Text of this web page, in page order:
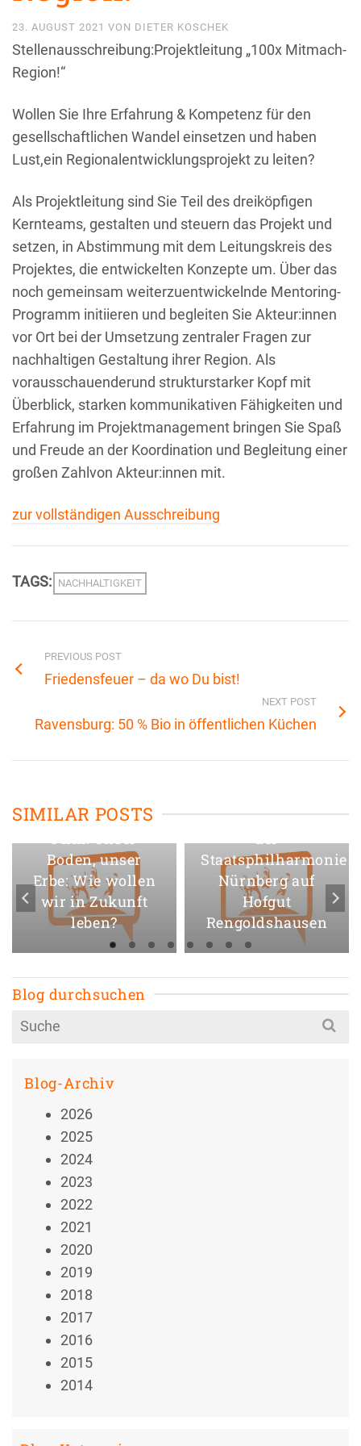
23. AUGUST 2021 VON DIETER KOSCHEK
Stellenausschreibung:Projektleitung „100x Mitmach-
Region!“
Wollen Sie Ihre Erfahrung & Kompetenz für den
gesellschaftlichen Wandel einsetzen und haben
Lust,ein Regionalentwicklungsprojekt zu leiten?
Als Projektleitung sind Sie Teil des dreiköpfigen
Kernteams, gestalten und steuern das Projekt und
setzen, in Abstimmung mit dem Leitungskreis des
Projektes, die entwickelten Konzepte um. Über das
noch gemeinsam weiterzuentwickelnde Mentoring-
Programm initiieren und begleiten Sie Akteur:innen
vor Ort bei der Umsetzung zentraler Fragen zur
nachhaltigen Gestaltung ihrer Region. Als
vorausschauenderund strukturstarker Kopf mit
Überblick, starken kommunikativen Fähigkeiten und
Erfahrung im Projektmanagement bringen Sie Spaß
und Freude an der Koordination und Begleitung einer
großen Zahlvon Akteur:innen mit.
zur vollständigen Ausschreibung
TAGS: NACHHALTIGKEIT
PREVIOUS POST
Friedensfeuer – da wo Du bist!
NEXT POST
Ravensburg: 50 % Bio in öffentlichen Küchen
SIMILAR POSTS
Film: Unser
Boden, unser
Erbe: Wie wollen
wir in Zukunft
leben?
Ackerkonzert mit
der
Staatsphilharmonie
Nürnberg auf
Hofgut
Rengoldshausen
Blog durchsuchen
Search
for:
Blog-Archiv
2026
2025
2024
2023
2022
2021
2020
2019
2018
2017
2016
2015
2014